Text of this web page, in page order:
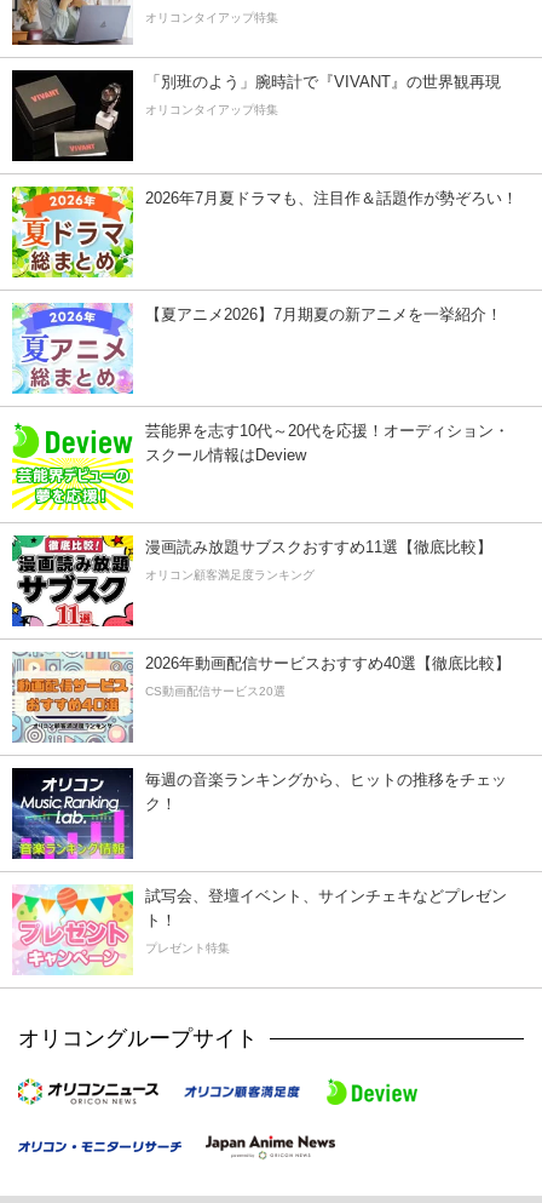
オリコンタイアップ特集
「別班のよう」腕時計で『VIVANT』の世界観再現
オリコンタイアップ特集
2026年7月夏ドラマも、注目作＆話題作が勢ぞろい！
【夏アニメ2026】7月期夏の新アニメを一挙紹介！
芸能界を志す10代～20代を応援！オーディション・
スクール情報はDeview
漫画読み放題サブスクおすすめ11選【徹底比較】
オリコン顧客満足度ランキング
2026年動画配信サービスおすすめ40選【徹底比較】
CS動画配信サービス20選
毎週の音楽ランキングから、ヒットの推移をチェッ
ク！
試写会、登壇イベント、サインチェキなどプレゼン
ト！
プレゼント特集
オリコングループサイト